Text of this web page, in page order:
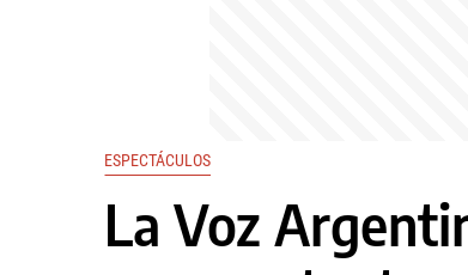
ESPECTÁCULOS
La Voz